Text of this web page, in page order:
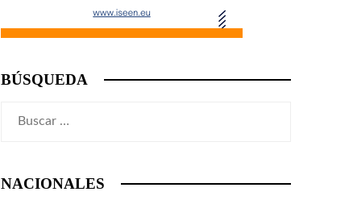
BÚSQUEDA
NACIONALES